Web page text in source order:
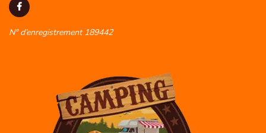
N° d’enregistrement 189442